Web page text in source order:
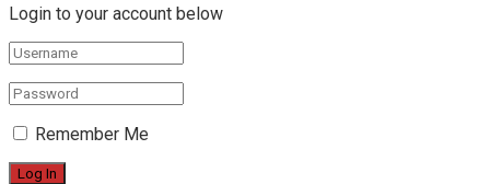
Login to your account below
Remember Me